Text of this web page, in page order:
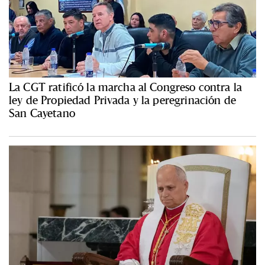
La CGT ratificó la marcha al Congreso contra la
ley de Propiedad Privada y la peregrinación de
San Cayetano